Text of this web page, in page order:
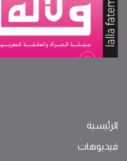
الرئيسية
فيديوهات